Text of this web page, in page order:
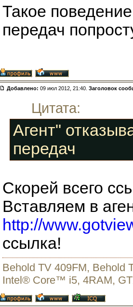
Такое
передач
Добавлено: 09 июл 2012, 21:40. Заголовок
Цитата:
Агент"
передач
Скорей всего
Вставляем в
http://
ссылка!
Behold TV 409FM, Behold
Intel® Core™ i5, 4RAM,